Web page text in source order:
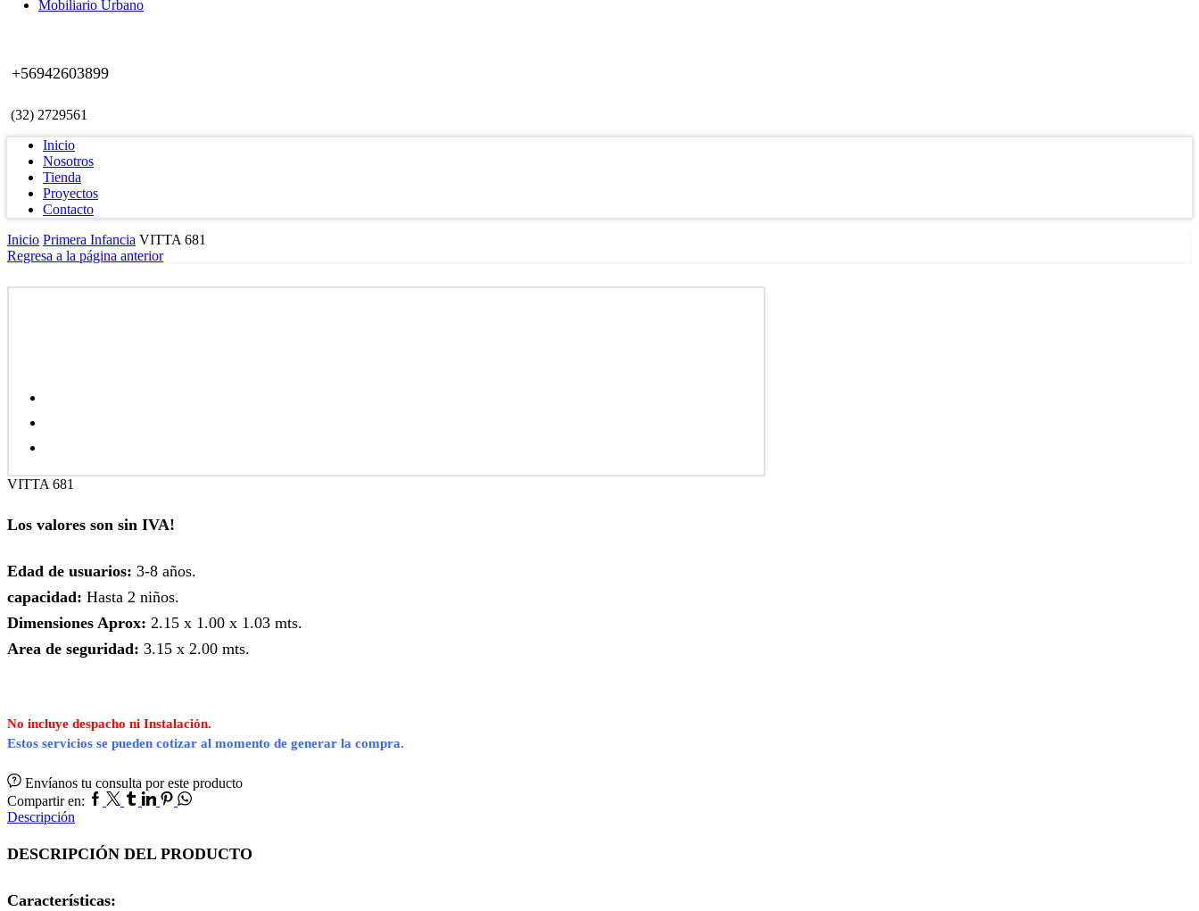
Mobiliario Urbano
+56942603899
(32) 2729561
Inicio
Nosotros
Tienda
Proyectos
Contacto
Inicio Primera Infancia VITTA 681
Regresa a la página anterior
VITTA 681
Los valores son sin IVA!
Edad de usuarios: 3-8 años.
capacidad: Hasta 2 niños.
Dimensiones Aprox: 2.15 x 1.00 x 1.03 mts.
Area de seguridad: 3.15 x 2.00 mts.
No incluye despacho ni Instalación.
Estos servicios se pueden cotizar al momento de generar la compra.
Envíanos tu consulta por este producto
Compartir en: Facebook
TwitterTumblr
Linkedin
Pinterest
Whatsapp
Descripción
DESCRIPCIÓN DEL PRODUCTO
Características: